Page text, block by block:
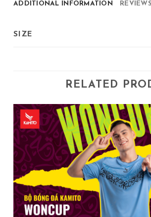
ADDITIONAL INFORMATION
SIZE
RELATED